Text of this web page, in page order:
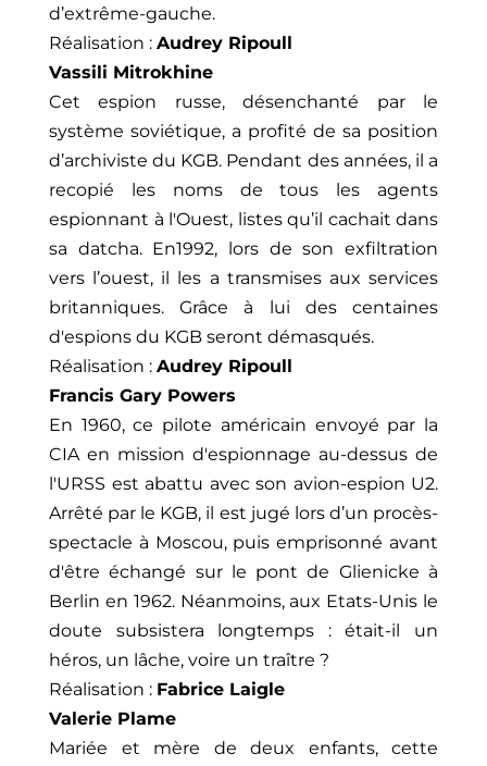
d’extrême-gauche.
Réalisation : Audrey Ripoull
Vassili Mitrokhine
Cet espion russe, désenchanté par le
système soviétique, a profité de sa position
d’archiviste du KGB. Pendant des années, il a
recopié les noms de tous les agents
espionnant à l'Ouest, listes qu’il cachait dans
sa datcha. En1992, lors de son exfiltration
vers l’ouest, il les a transmises aux services
britanniques. Grâce à lui des centaines
d'espions du KGB seront démasqués.
Réalisation : Audrey Ripoull
Francis Gary Powers
En 1960, ce pilote américain envoyé par la
CIA en mission d'espionnage au-dessus de
l'URSS est abattu avec son avion-espion U2.
Arrêté par le KGB, il est jugé lors d’un procès-
spectacle à Moscou, puis emprisonné avant
d'être échangé sur le pont de Glienicke à
Berlin en 1962. Néanmoins, aux Etats-Unis le
doute subsistera longtemps : était-il un
héros, un lâche, voire un traître ?
Réalisation : Fabrice Laigle
Valerie Plame
Mariée et mère de deux enfants, cette